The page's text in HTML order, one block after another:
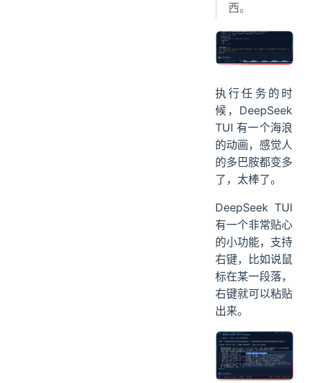
西。
执行任务的时
候，DeepSeek
TUI 有一个海浪
的动画，感觉人
的多巴胺都变多
了，太棒了。
DeepSeek TUI
有一个非常贴心
的小功能，支持
右键，比如说鼠
标在某一段落，
右键就可以粘贴
出来。